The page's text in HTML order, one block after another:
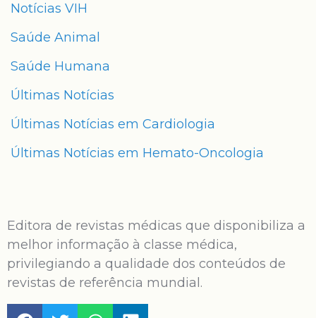
Notícias VIH
Saúde Animal
Saúde Humana
Últimas Notícias
Últimas Notícias em Cardiologia
Últimas Notícias em Hemato-Oncologia
Editora de revistas médicas que disponibiliza a
melhor informação à classe médica,
privilegiando a qualidade dos conteúdos de
revistas de referência mundial.